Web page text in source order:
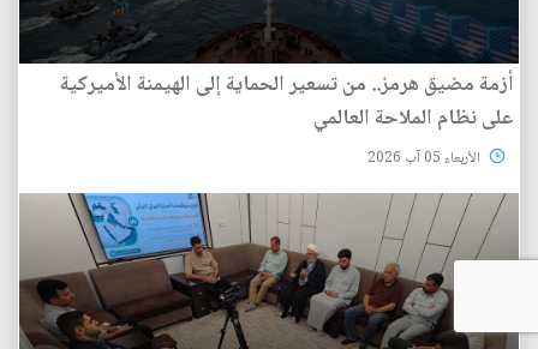
أزمة مضيق هرمز.. من تسعير الحماية إلى الهيمنة الأميركية
على نظام الملاحة العالمي
الأربعاء 05 آب 2026